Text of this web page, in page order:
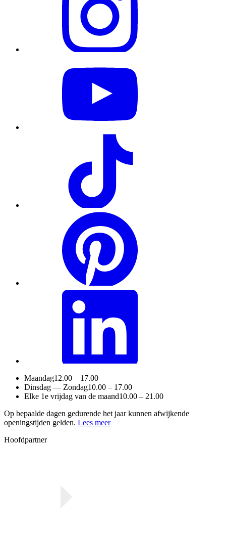
Maandag12.00 – 17.00
Dinsdag — Zondag10.00 – 17.00
Elke 1e vrijdag van de maand10.00 – 21.00
Op bepaalde dagen gedurende het jaar kunnen afwijkende
openingstijden gelden. Lees meer
Hoofdpartner